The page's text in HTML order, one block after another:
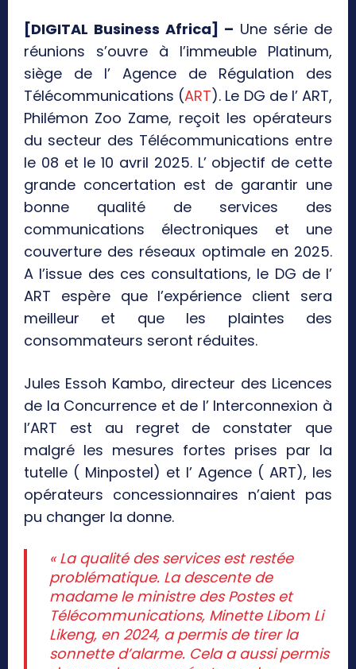
[DIGITAL Business Africa] – Une série de
réunions s’ouvre à l’immeuble Platinum,
siège de l’ Agence de Régulation des
Télécommunications (ART). Le DG de l’ ART,
Philémon Zoo Zame, reçoit les opérateurs
du secteur des Télécommunications entre
le 08 et le 10 avril 2025. L’ objectif de cette
grande concertation est de garantir une
bonne qualité de services des
communications électroniques et une
couverture des réseaux optimale en 2025.
A l’issue des ces consultations, le DG de l’
ART espère que l’expérience client sera
meilleur et que les plaintes des
consommateurs seront réduites.
Jules Essoh Kambo, directeur des Licences
de la Concurrence et de l’ Interconnexion à
l’ART est au regret de constater que
malgré les mesures fortes prises par la
tutelle ( Minpostel) et l’ Agence ( ART), les
opérateurs concessionnaires n’aient pas
pu changer la donne.
« La qualité des services est restée
problématique. La descente de
madame le ministre des Postes et
Télécommunications, Minette Libom Li
Likeng, en 2024, a permis de tirer la
sonnette d’alarme. Cela a aussi permis